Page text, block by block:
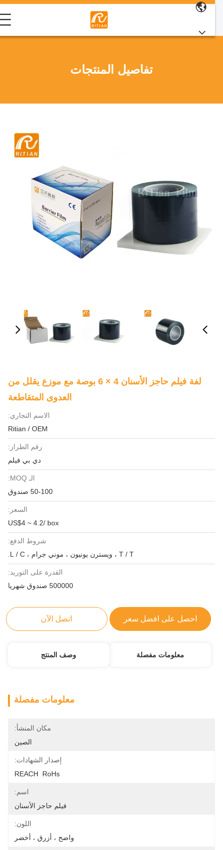
تفاصيل المنتجات
لفة فيلم حاجز الأسنان 4 × 6 بوصة مع موزع يقلل من
العدوى المتقاطعة
الاسم التجاري:
Ritian / OEM
رقم الطراز:
دي بي فيلم
الـ MOQ:
50-100 صندوق
السعر:
US$4 ~ 4.2/ box
شروط الدفع:
T / T ، ويسترن يونيون ، موني جرام ، L / C.
القدرة على التوريد:
500000 صندوق شهريا
احصل على افضل سعر اتصل الآن
معلومات مفصلة وصف المنتج
معلومات مفصلة
مكان المنشأ:
الصين
إصدار الشهادات:
REACH  RoHs
اسم:
فيلم حاجز الأسنان
اللون:
واضح ، أزرق ، أخضر